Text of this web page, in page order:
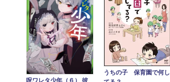
うちの子 保育園で何し